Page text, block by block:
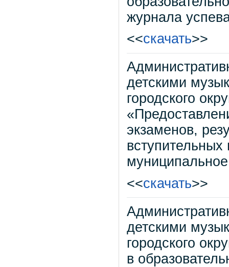
журнала
<<скачать>>
детскими
городского
экзаменов,
<<скачать>>
детскими
городского
в